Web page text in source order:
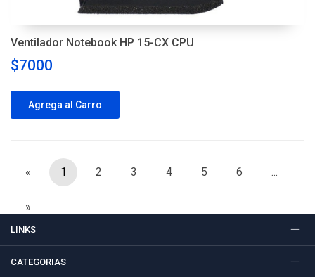
Ventilador Notebook HP 15-CX CPU
$7000
Agrega al Carro
« 1 2 3 4 5 6 ...
»
LINKS
CATEGORIAS